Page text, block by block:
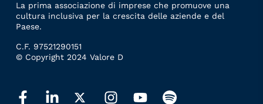
La prima associazione di imprese che promuove una
cultura inclusiva per la crescita delle aziende e del
Paese.
C.F. 97521290151
© Copyright 2024 Valore D